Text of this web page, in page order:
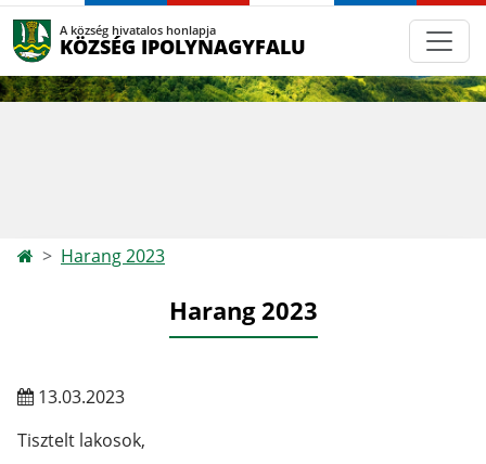
A község hivatalos honlapja
KÖZSÉG IPOLYNAGYFALU
Harang 2023
Harang 2023
13.03.2023
Tisztelt lakosok,